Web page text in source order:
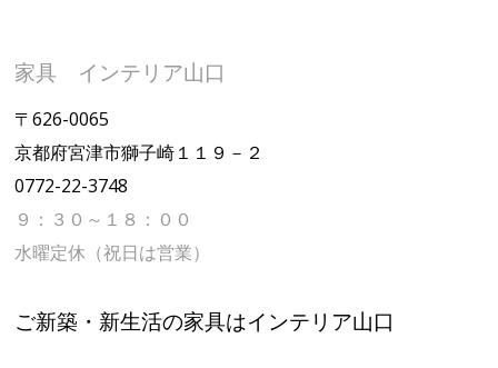
家具 インテリア山口
〒626-0065
京都府宮津市獅子崎１１９－２
0772-22-3748
９：３０～１８：００
水曜定休（祝日は営業）
ご新築・新生活の家具はインテリア山口